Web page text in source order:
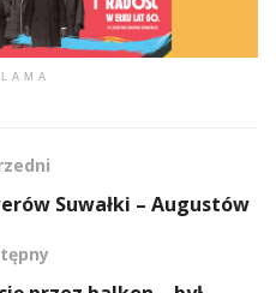
Suwałki – Augustów